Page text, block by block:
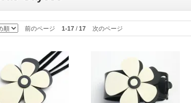
前のページ 1-17 /17 次のページ